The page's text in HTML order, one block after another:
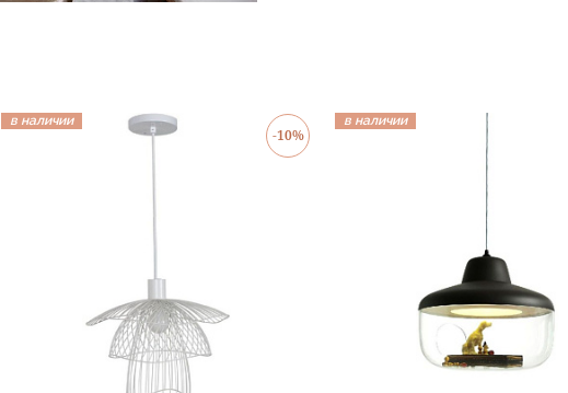
в наличии
-10%
в наличии